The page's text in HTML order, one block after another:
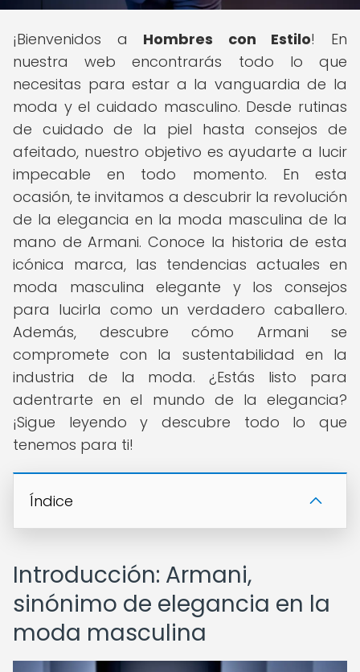
¡Bienvenidos a Hombres con Estilo! En
nuestra web encontrarás todo lo que
necesitas para estar a la vanguardia de la
moda y el cuidado masculino. Desde rutinas
de cuidado de la piel hasta consejos de
afeitado, nuestro objetivo es ayudarte a lucir
impecable en todo momento. En esta
ocasión, te invitamos a descubrir la revolución
de la elegancia en la moda masculina de la
mano de Armani. Conoce la historia de esta
icónica marca, las tendencias actuales en
moda masculina elegante y los consejos
para lucirla como un verdadero caballero.
Además, descubre cómo Armani se
compromete con la sustentabilidad en la
industria de la moda. ¿Estás listo para
adentrarte en el mundo de la elegancia?
¡Sigue leyendo y descubre todo lo que
tenemos para ti!
Índice
Introducción: Armani,
sinónimo de elegancia en la
moda masculina